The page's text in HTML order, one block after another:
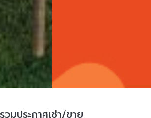
รวมประกาศเช่า/ขาย